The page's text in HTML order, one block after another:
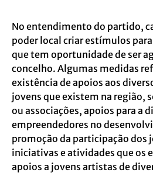
No entendimento do partido,
poder local criar estímulos
que tem oportunidade de ser
concelho. Algumas medidas
existência de apoios aos
jovens que existem na região,
ou associações, apoios para a
empreendedores no
promoção da participação dos
iniciativas e atividades que os
apoios a jovens artistas de